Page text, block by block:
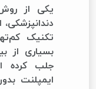
یکی از
تکنیک
بسیاری از
جلب کرده
ایمپلنت